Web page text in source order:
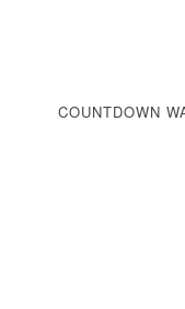
COUNTDOWN